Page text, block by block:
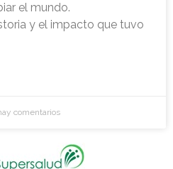
el mundo.
y el impacto que tuvo
comentarios